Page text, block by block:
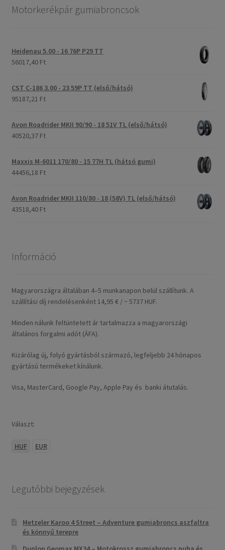
Motorkerékpár gumiabroncsok
Heidenau 5.00 - 16 76P P29 TT
56017,40 Ft
CST C-186 3.00 - 23 59P TT (első/hátsó)
95187,21 Ft
Avon Roadrider MKII 90/90 - 18 51V TL (első/hátsó)
40520,37 Ft
Maxxis M-6011 170/80 - 15 77H TL (hátsó gumi)
44456,18 Ft
Avon Roadrider MKII 110/80 - 18 (58V) TL (első/hátsó)
43518,40 Ft
Információ
Magyarországra általában 4–5 munkanapon belül szállítunk. A
szállítási díj rendelésenként 14,95 € / ~ 5737 HUF.
Minden nálunk feltüntetett ár tartalmazza a magyarországi
általános forgalmi adót (ÁFA).
Kizárólag új, folyó gyártásból származó, legfeljebb 24 hónapos
gyártású termékeket kínálunk.
Visa, MasterCard, Google Pay, Apple Pay és banki átutalás.
Választ:
HUF EUR
Legutóbbi bejegyzések
Metzeler Karoo 4 Street – Adventure gumiabroncs aszfaltra
és könnyű terepre